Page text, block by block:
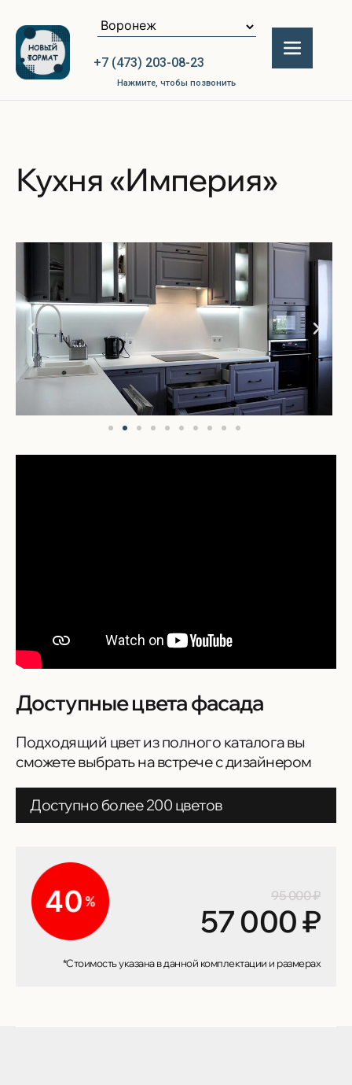
+7 (473) 203-08-23
Нажмите, чтобы позвонить
Кухня «Империя»
Доступные цвета фасада
Подходящий цвет из полного каталога вы
сможете выбрать на встрече с дизайнером
Доступно более 200 цветов
95 000 ₽
57 000 ₽
*Стоимость указана в данной комплектации и размерах